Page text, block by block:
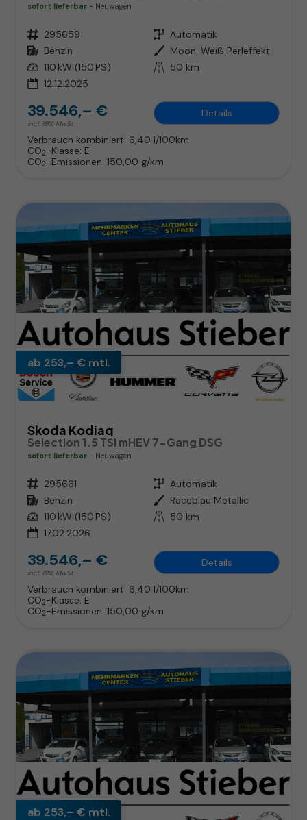
sofort lieferbar Neuwagen
Fahrzeugnr. 295659 Getriebe Automatik
Kraftstoff Benzin Außenfarbe Moon-Weiß Perleffekt
Leistung 110 kW (150 PS) Kilometerstand 50 km
12.12.2025
39.546,– €
incl. 19% MwSt.
Details
Verbrauch kombiniert: 6,40 l/100km
CO2-Klasse: E
CO2-Emissionen: 150,00 g/km
ab 253,– € mtl.
Skoda Kodiaq
Selection 1.5 TSI mHEV 7-Gang DSG
sofort lieferbar Neuwagen
Fahrzeugnr. 295661 Getriebe Automatik
Kraftstoff Benzin Außenfarbe Raceblau Metallic
Leistung 110 kW (150 PS) Kilometerstand 50 km
17.02.2026
39.546,– €
incl. 19% MwSt.
Details
Verbrauch kombiniert: 6,40 l/100km
CO2-Klasse: E
CO2-Emissionen: 150,00 g/km
ab 253,– € mtl.